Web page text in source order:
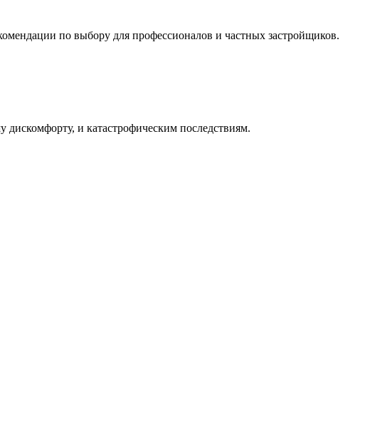
по выбору для профессионалов и частных застройщиков.
и катастрофическим последствиям.